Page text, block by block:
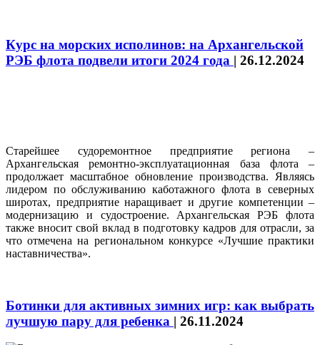
Курс на морских исполинов: на Архангельской
РЭБ флота подвели итоги 2024 года | 26.12.2024
Старейшее судоремонтное предприятие региона –
Архангельская ремонтно-эксплуатационная база флота –
продолжает масштабное обновление производства. Являясь
лидером по обслуживанию каботажного флота в северных
широтах, предприятие наращивает и другие компетенции –
модернизацию и судостроение. Архангельская РЭБ флота
также вносит свой вклад в подготовку кадров для отрасли, за
что отмечена на региональном конкурсе «Лучшие практики
наставничества».
Ботинки для активных зимних игр: как выбрать
лучшую пару для ребенка | 26.11.2024